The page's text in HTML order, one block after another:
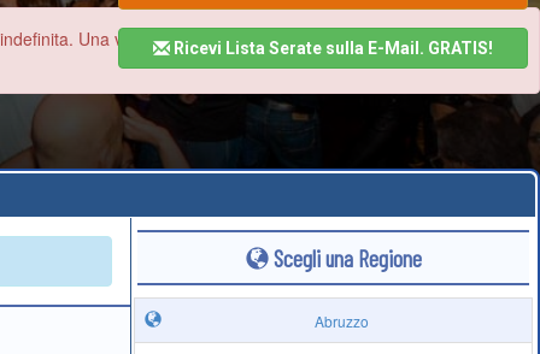
Una volta ristabilita la normalità aggiorneremo tutto il sito
Ricevi Lista Serate sulla E-Mail. GRATIS!
Scegli una Regione
Abruzzo